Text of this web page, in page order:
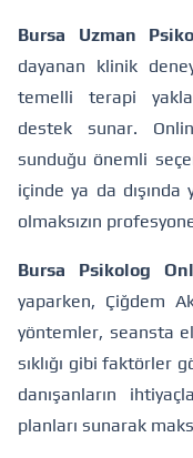
Bursa Uzman
dayanan klinik
temelli terapi
destek sunar.
sunduğu önemli
içinde ya da dışında
olmaksızın
Bursa Psikolog
yaparken, Çiğdem
yöntemler, seansta
sıklığı gibi faktörler
danışanların
planları sunarak